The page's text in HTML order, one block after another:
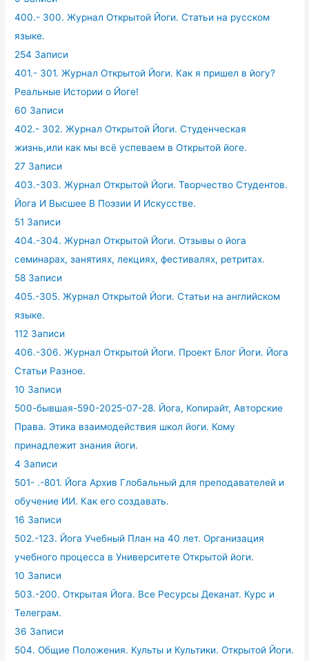
400.- 300. Журнал Открытой Йоги. Статьи на русском
языке.
254 Записи
401.- 301. Журнал Открытой Йоги. Как я пришел в йогу?
Реальные Истории о Йоге!
60 Записи
402.- 302. Журнал Открытой Йоги. Студенческая
жизнь,или как мы всё успеваем в Открытой йоге.
27 Записи
403.-303. Журнал Открытой Йоги. Творчество Студентов.
Йога И Высшее В Поэзии И Искусстве.
51 Записи
404.-304. Журнал Открытой Йоги. Отзывы о йога
семинарах, занятиях, лекциях, фестивалях, ретритах.
58 Записи
405.-305. Журнал Открытой Йоги. Статьи на английском
языке.
112 Записи
406.-306. Журнал Открытой Йоги. Проект Блог Йоги. Йога
Статьи Разное.
10 Записи
500-бывшая-590-2025-07-28. Йога, Копирайт, Авторские
Права. Этика взаимодействия школ йоги. Кому
принадлежит знания йоги.
4 Записи
501- .-801. Йога Архив Глобальный для преподавателей и
обучение ИИ. Как его создавать.
16 Записи
502.-123. Йога Учебный План на 40 лет. Организация
учебного процесса в Университете Открытой йоги.
10 Записи
503.-200. Открытая Йога. Все Ресурсы Деканат. Курс и
Телеграм.
36 Записи
504. Общие Положения. Культы и Культики. Открытой Йоги.